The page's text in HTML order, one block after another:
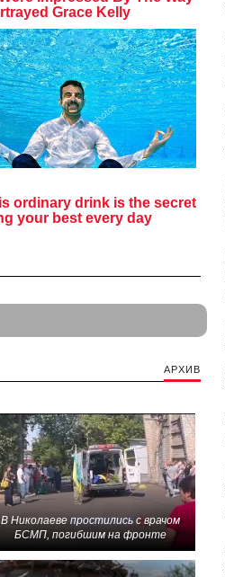
АРХИВ
В Николаеве простились с врачом
БСМП, погибшим на фронте